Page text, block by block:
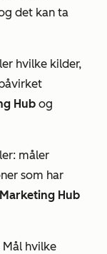
det kan ta
hvilke kilder,
Hub og
måler
som har
Marketing Hub
Mål hvilke